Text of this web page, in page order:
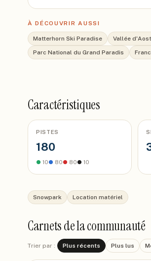
À DÉCOUVRIR AUSSI
Matterhorn Ski Paradise Vallée
Parc National du Grand Paradis
Caractéristiques
PISTES
180
● 10● 80● 80● 10
Snowpark Location matériel
Carnets de la communauté
Trier par : Plus récents Plus lus